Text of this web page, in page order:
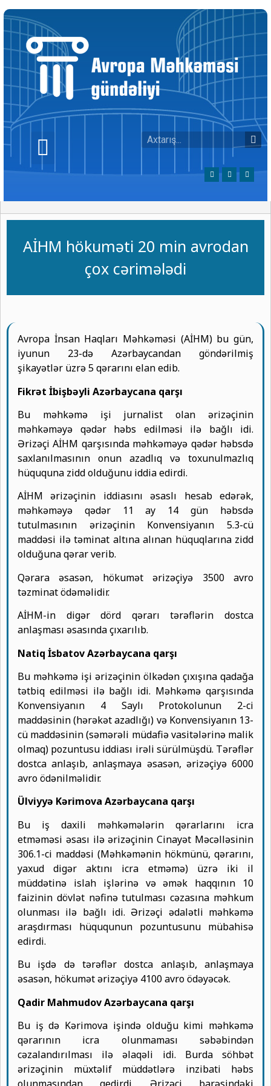
AİHM hökuməti 20 min avrodan
çox cərimələdi
Avropa İnsan Haqları Məhkəməsi (AİHM) bu gün,
iyunun 23-də Azərbaycandan göndərilmiş
şikayətlər üzrə 5 qərarını elan edib.
Fikrət İbişbəyli Azərbaycana qarşı
Bu məhkəmə işi jurnalist olan ərizəçinin
məhkəməyə qədər həbs edilməsi ilə bağlı idi.
Ərizəçi AİHM qarşısında məhkəməyə qədər həbsdə
saxlanılmasının onun azadlıq və toxunulmazlıq
hüququna zidd olduğunu iddia edirdi.
AİHM ərizəçinin iddiasını əsaslı hesab edərək,
məhkəməyə qədər 11 ay 14 gün həbsdə
tutulmasının ərizəçinin Konvensiyanın 5.3-cü
maddəsi ilə təminat altına alınan hüquqlarına zidd
olduğuna qərar verib.
Qərara əsasən, hökumət ərizəçiyə 3500 avro
təzminat ödəməlidir.
AİHM-in digər dörd qərarı tərəflərin dostca
anlaşması əsasında çıxarılıb.
Natiq İsbatov Azərbaycana qarşı
Bu məhkəmə işi ərizəçinin ölkədən çıxışına qadağa
tətbiq edilməsi ilə bağlı idi. Məhkəmə qarşısında
Konvensiyanın 4 Saylı Protokolunun 2-ci
maddəsinin (hərəkət azadlığı) və Konvensiyanın 13-
cü maddəsinin (səmərəli müdafiə vasitələrinə malik
olmaq) pozuntusu iddiası irəli sürülmüşdü. Tərəflər
dostca anlaşıb, anlaşmaya əsasən, ərizəçiyə 6000
avro ödənilməlidir.
Ülviyyə Kərimova Azərbaycana qarşı
Bu iş daxili məhkəmələrin qərarlarını icra
etməməsi əsası ilə ərizəçinin Cinayət Məcəlləsinin
306.1-ci maddəsi (Məhkəmənin hökmünü, qərarını,
yaxud digər aktını icra etməmə) üzrə iki il
müddətinə islah işlərinə və əmək haqqının 10
faizinin dövlət nəfinə tutulması cəzasına məhkum
olunması ilə bağlı idi. Ərizəçi ədalətli məhkəmə
araşdırması hüququnun pozuntusunu mübahisə
edirdi.
Bu işdə də tərəflər dostca anlaşıb, anlaşmaya
əsasən, hökumət ərizəçiyə 4100 avro ödəyəcək.
Qadir Mahmudov Azərbaycana qarşı
Bu iş də Kərimova işində olduğu kimi məhkəmə
qərarının icra olunmaması səbəbindən
cəzalandırılması ilə əlaqəli idi. Burda söhbət
ərizəçinin müxtəlif müddətlərə inzibati həbs